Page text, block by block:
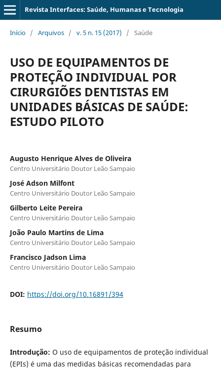
Revista Interfaces: Saúde, Humanas e Tecnologia
Início / Arquivos / v. 5 n. 15 (2017) / Saúde
USO DE EQUIPAMENTOS DE
PROTEÇÃO INDIVIDUAL POR
CIRURGIÕES DENTISTAS EM
UNIDADES BÁSICAS DE SAÚDE:
ESTUDO PILOTO
Augusto Henrique Alves de Oliveira
Centro Universitário Doutor Leão Sampaio
José Adson Milfont
Centro Universitário Doutor Leão Sampaio
Gilberto Leite Pereira
Centro Universitário Doutor Leão Sampaio
João Paulo Martins de Lima
Centro Universitário Doutor Leão Sampaio
Francisco Jadson Lima
Centro Universitário Doutor Leão Sampaio
DOI: https://doi.org/10.16891/394
Resumo
Introdução: O uso de equipamentos de proteção individual
(EPIs) é uma das medidas básicas recomendadas para